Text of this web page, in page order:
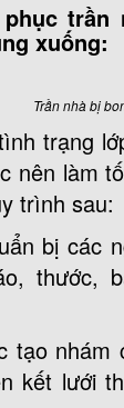
phục
xuống:
Trần nhà bị
trạng
nên làm
trình sau:
bị các
thước,
tạo nhám
kết lưới